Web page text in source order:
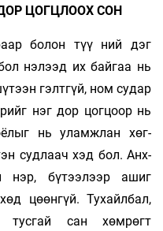
ЦОГЦЛООХ СОН
болон түү­­ ний дэг
нэлээд их байгаа нь
гэлтгүй, ном судар
нэг дор цогцоор нь
нь уламжлан хөг­
судлаач хэд бол. Анх­
нэр, бүтээ­лээр ашиг
цөөнгүй. Тухайлбал,
тусгай сан хөмрөгт